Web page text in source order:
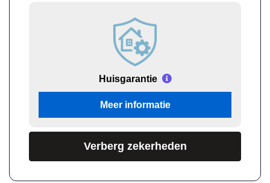
Huisgarantie
Meer informatie
Verberg zekerheden